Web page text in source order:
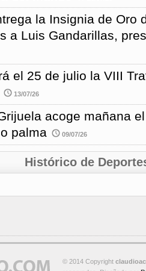
la Insignia de Oro
a Luis Gandarillas,
el 25 de julio la VIII
13/07/26
acoge mañana
palma
09/07/26
Histórico de
© 2014 Copyright